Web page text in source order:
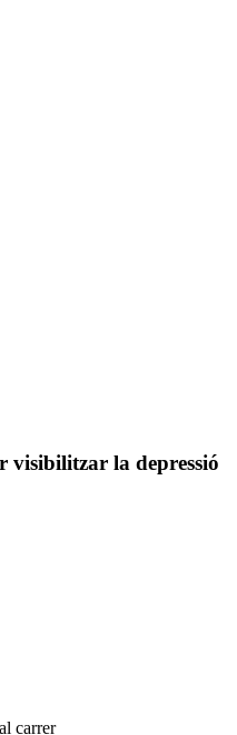
visibilitzar la depressió